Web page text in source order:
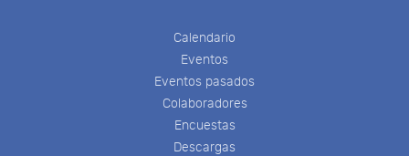
Calendario
Eventos
Eventos pasados
Colaboradores
Encuestas
Descargas